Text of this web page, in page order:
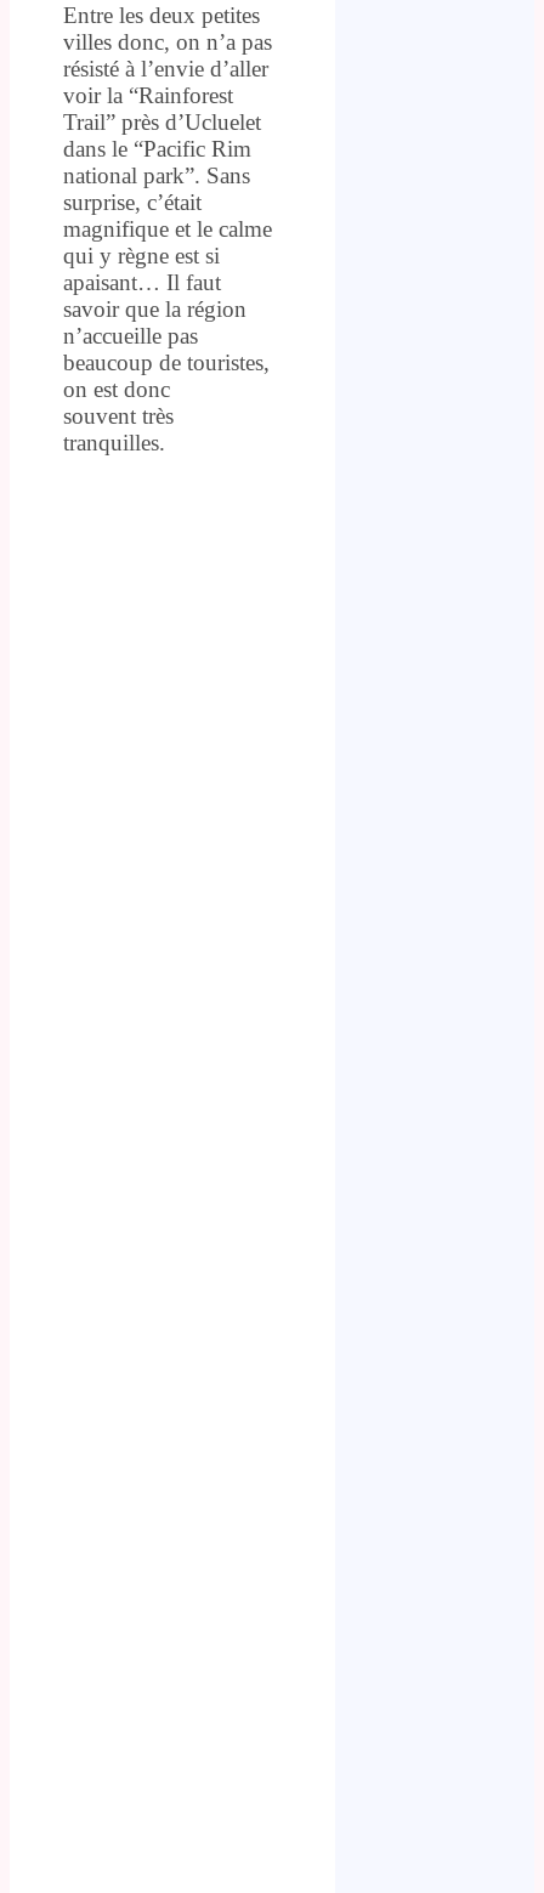
Entre les deux petites
villes donc, on n’a pas
résisté à l’envie d’aller
voir la “Rainforest
Trail” près d’Ucluelet
dans le “Pacific Rim
national park”. Sans
surprise, c’était
magnifique et le calme
qui y règne est si
apaisant… Il faut
savoir que la région
n’accueille pas
beaucoup de touristes,
on est donc
souvent très
tranquilles.